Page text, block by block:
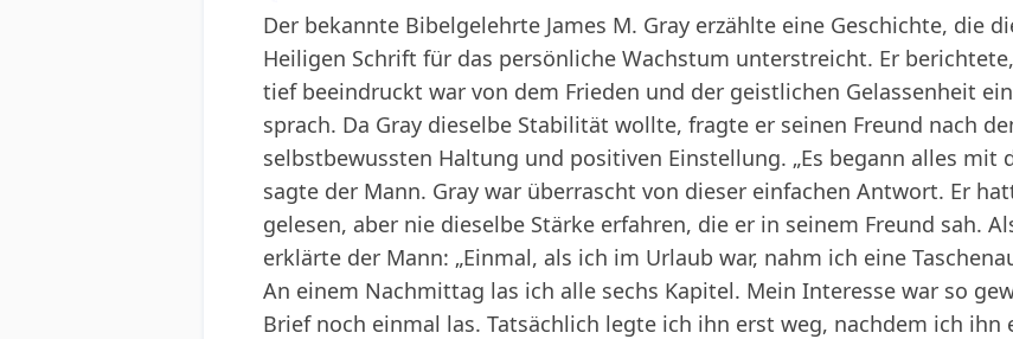
Der bekannte Bibelgelehrte James M. Gray erzählte eine Geschichte, die
Heiligen Schrift für das persönliche Wachstum unterstreicht. Er
tief beeindruckt war von dem Frieden und der geistlichen Gelassenheit
sprach. Da Gray dieselbe Stabilität wollte, fragte er seinen Freund nach
selbstbewussten Haltung und positiven Einstellung. „Es begann alles mit
sagte der Mann. Gray war überrascht von dieser einfachen Antwort. Er
gelesen, aber nie dieselbe Stärke erfahren, die er in seinem Freund sah.
erklärte der Mann: „Einmal, als ich im Urlaub war, nahm ich eine
An einem Nachmittag las ich alle sechs Kapitel. Mein Interesse war so
Brief noch einmal las. Tatsächlich legte ich ihn erst weg, nachdem ich ihn